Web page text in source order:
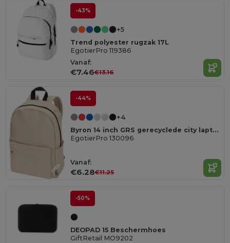
-43%
+5
Trend polyester rugzak 17L
EgotierPro 119386
Vanaf:
€7.46€13.16
-44%
+4
Byron 14 inch GRS gerecyclede city laptoprugzak 16 l
EgotierPro 130096
Vanaf:
€6.28€11.25
-50%
DEOPAD 15 Beschermhoes
GiftRetail MO9202